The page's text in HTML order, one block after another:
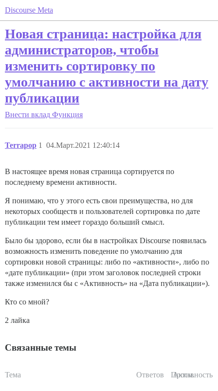
Discourse Meta
Новая страница: настройка для
администраторов, чтобы
изменить сортировку по
умолчанию с активности на дату
публикации
Внести вклад Функция
Terrapop 04.Март.2021 12:40:14
1
В настоящее время новая страница сортируется по
последнему времени активности.
Я понимаю, что у этого есть свои преимущества, но для
некоторых сообществ и пользователей сортировка по дате
публикации тем имеет гораздо больший смысл.
Было бы здорово, если бы в настройках Discourse появилась
возможность изменить поведение по умолчанию для
сортировки новой страницы: либо по «активности», либо по
«дате публикации» (при этом заголовок последней строки
также изменился бы с «Активность» на «Дата публикации»).
Кто со мной?
2 лайка
Связанные темы
Тема Ответов Просм.
Активность